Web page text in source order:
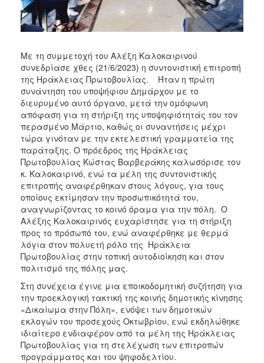
Με τη συμμετοχή του Αλέξη Καλοκαιρινού
συνεδρίασε χθες (21/6/2023) η συντονιστική επιτροπή
της Ηράκλειας Πρωτοβουλίας. Ήταν η πρώτη
συνάντηση του υποψήφιου Δημάρχου με το
διευρυμένο αυτό όργανο, μετά την ομόφωνη
απόφαση για τη στήριξη της υποψηφιότητάς του τον
περασμένο Μάρτιο, καθώς οι συναντήσεις μέχρι
τώρα γινόταν με την εκτελεστική γραμματεία της
παράταξης. Ο πρόεδρος της Ηράκλειας
Πρωτοβουλίας Κώστας Βαρβεράκης καλωσόρισε τον
κ. Καλοκαιρινό, ενώ τα μέλη της συντονιστικής
επιτροπής αναφέρθηκαν στους λόγους, για τους
οποίους εκτίμησαν την προσωπικότητά του,
αναγνωρίζοντας το κοινό όραμα για την πόλη. Ο
Αλέξης Καλοκαιρινός ευχαρίστησε για τη στήριξη
προς το πρόσωπό του, ενώ αναφέρθηκε με θερμά
λόγια στον πολυετή ρόλο της Ηράκλεια
Πρωτοβουλίας στην τοπική αυτοδιοίκηση και στον
πολιτισμό της πόλης μας.
Στη συνέχεια έγινε μια εποικοδομητική συζήτηση για
την προεκλογική τακτική της κοινής δημοτικής κίνησης
«Δικαίωμα στην Πόλη», ενόψει των δημοτικών
εκλογών του προσεχούς Οκτωβρίου, ενώ εκδηλώθηκε
ιδιαίτερο ενδιαφέρον από τα μέλη της Ηράκλειας
Πρωτοβουλίας για τη στελέχωση των επιτροπών
προγράμματος και του ψηφοδελτίου.